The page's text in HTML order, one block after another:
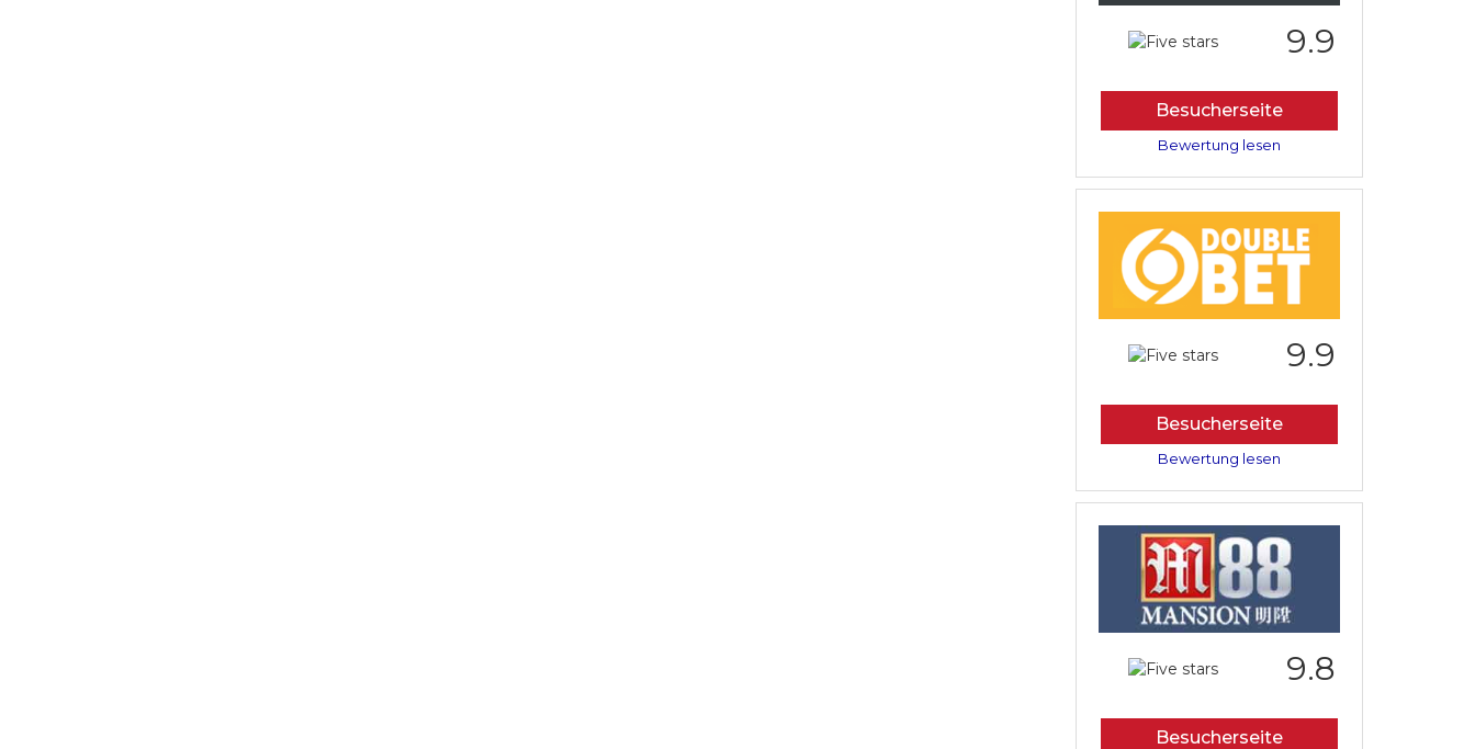
9.9
Besucherseite
Bewertung lesen
9.9
Besucherseite
Bewertung lesen
9.8
Besucherseite